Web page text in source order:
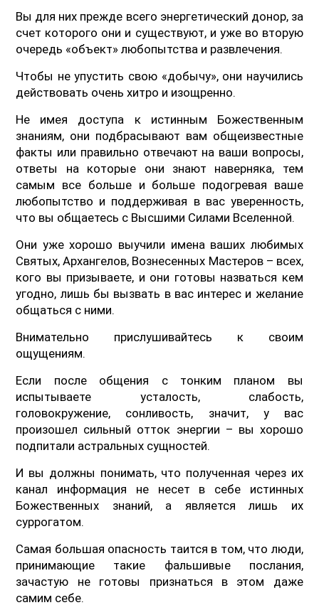
Вы для них прежде всего энергетический донор, за
счет которого они и существуют, и уже во вторую
очередь «объект» любопытства и развлечения.
Чтобы не упустить свою «добычу», они научились
действовать очень хитро и изощренно.
Не имея доступа к истинным Божественным
знаниям, они подбрасывают вам общеизвестные
факты или правильно отвечают на ваши вопросы,
ответы на которые они знают наверняка, тем
самым все больше и больше подогревая ваше
любопытство и поддерживая в вас уверенность,
что вы общаетесь с Высшими Силами Вселенной.
Они уже хорошо выучили имена ваших любимых
Святых, Архангелов, Вознесенных Мастеров – всех,
кого вы призываете, и они готовы назваться кем
угодно, лишь бы вызвать в вас интерес и желание
общаться с ними.
Внимательно прислушивайтесь к своим
ощущениям.
Если после общения с тонким планом вы
испытываете усталость, слабость,
головокружение, сонливость, значит, у вас
произошел сильный отток энергии – вы хорошо
подпитали астральных сущностей.
И вы должны понимать, что полученная через их
канал информация не несет в себе истинных
Божественных знаний, а является лишь их
суррогатом.
Самая большая опасность таится в том, что люди,
принимающие такие фальшивые послания,
зачастую не готовы признаться в этом даже
самим себе.